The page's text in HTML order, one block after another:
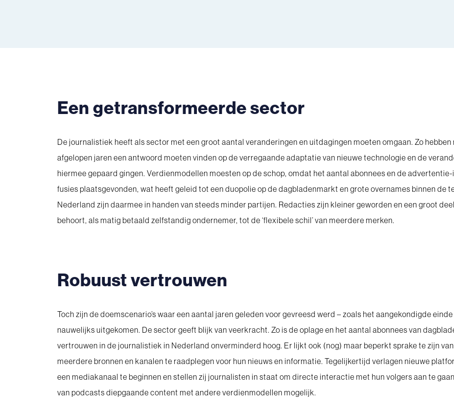
Een getransformeerde sector
De journalistiek heeft als sector met een groot aantal veranderingen en uitdagingen moeten omgaan. Zo
afgelopen jaren een antwoord moeten vinden op de verregaande adaptatie van nieuwe technologie en de
hiermee gepaard gingen. Verdienmodellen moesten op de schop, omdat het aantal abonnees en de
fusies plaatsgevonden, wat heeft geleid tot een duopolie op de dagbladenmarkt en grote overnames binnen de
Nederland zijn daarmee in handen van steeds minder partijen. Redacties zijn kleiner geworden en een groot
behoort, als matig betaald zelfstandig ondernemer, tot de ‘flexibele schil’ van meerdere merken.
Robuust vertrouwen
Toch zijn de doemscenario’s waar een aantal jaren geleden voor gevreesd werd – zoals het aangekondigde
nauwelijks uitgekomen. De sector geeft blijk van veerkracht. Zo is de oplage en het aantal abonnees van
vertrouwen in de journalistiek in Nederland onverminderd hoog. Er lijkt ook (nog) maar beperkt sprake te zijn
meerdere bronnen en kanalen te raadplegen voor hun nieuws en informatie. Tegelijkertijd verlagen nieuwe
een mediakanaal te beginnen en stellen zij journalisten in staat om directe interactie met hun volgers aan te
van podcasts diepgaande content met andere verdienmodellen mogelijk.